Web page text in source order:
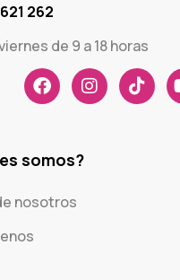
262
de 9 a 18 horas
somos?
nosotros